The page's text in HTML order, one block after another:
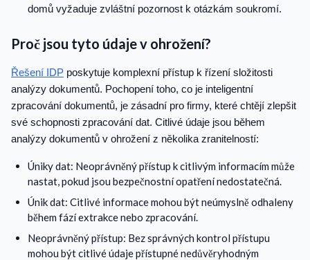
domů vyžaduje zvláštní pozornost k otázkám soukromí.
Proč jsou tyto údaje v ohrožení?
Řešení IDP poskytuje komplexní přístup k řízení složitosti
analýzy dokumentů. Pochopení toho, co je inteligentní
zpracování dokumentů, je zásadní pro firmy, které chtějí zlepšit
své schopnosti zpracování dat. Citlivé údaje jsou během
analýzy dokumentů v ohrožení z několika zranitelností:
Úniky dat: Neoprávněný přístup k citlivým informacím může
nastat, pokud jsou bezpečnostní opatření nedostatečná.
Únik dat: Citlivé informace mohou být neúmyslně odhaleny
během fází extrakce nebo zpracování.
Neoprávněný přístup: Bez správných kontrol přístupu
mohou být citlivé údaje přístupné nedůvěryhodným